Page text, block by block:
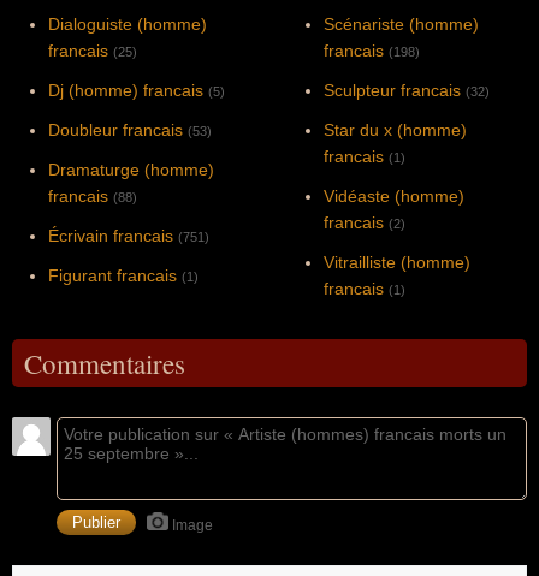
Dialoguiste (homme)
francais (25)
Dj (homme) francais (5)
Doubleur francais (53)
Dramaturge (homme)
francais (88)
Écrivain francais (751)
Figurant francais (1)
Scénariste (homme)
francais (198)
Sculpteur francais (32)
Star du x (homme)
francais (1)
Vidéaste (homme)
francais (2)
Vitrailliste (homme)
francais (1)
Commentaires
Image